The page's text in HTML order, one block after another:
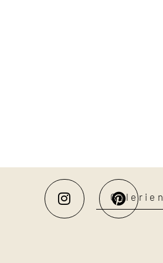
Galerien